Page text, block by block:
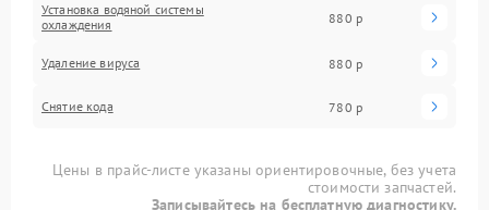
Установка водяной системы
охлаждения
880 р
Удаление вируса 880 р
Снятие кода 780 р
Цены в прайс-листе указаны ориентировочные, без учета
стоимости запчастей.
Записывайтесь на бесплатную диагностику.